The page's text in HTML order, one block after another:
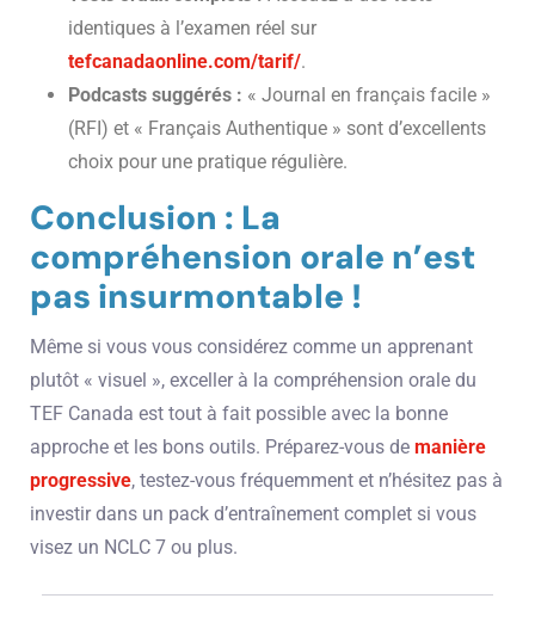
identiques à l’examen réel sur
tefcanadaonline.com/tarif/.
Podcasts suggérés : « Journal en français facile »
(RFI) et « Français Authentique » sont d’excellents
choix pour une pratique régulière.
Conclusion : La
compréhension orale n’est
pas insurmontable !
Même si vous vous considérez comme un apprenant
plutôt « visuel », exceller à la compréhension orale du
TEF Canada est tout à fait possible avec la bonne
approche et les bons outils. Préparez-vous de manière
progressive, testez-vous fréquemment et n’hésitez pas à
investir dans un pack d’entraînement complet si vous
visez un NCLC 7 ou plus.